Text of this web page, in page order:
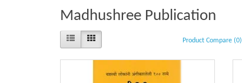
Madhushree Publication
Product Compare (0)